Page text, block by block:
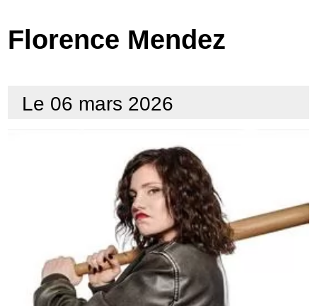
Economie
Contacts
Florence Mendez
Le 06 mars 2026